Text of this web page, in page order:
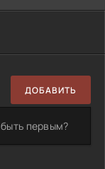
ДОБАВИТЬ
первым?